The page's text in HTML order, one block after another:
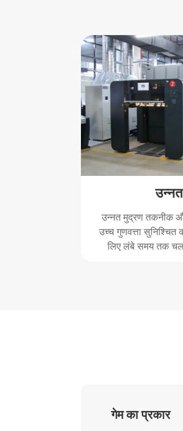
उन्नत
उन्नत मुद्रण तकनीक
उच्च गुणवत्ता सुनिश्चित
लिए लंबे समय तक
गेम का प्रकार